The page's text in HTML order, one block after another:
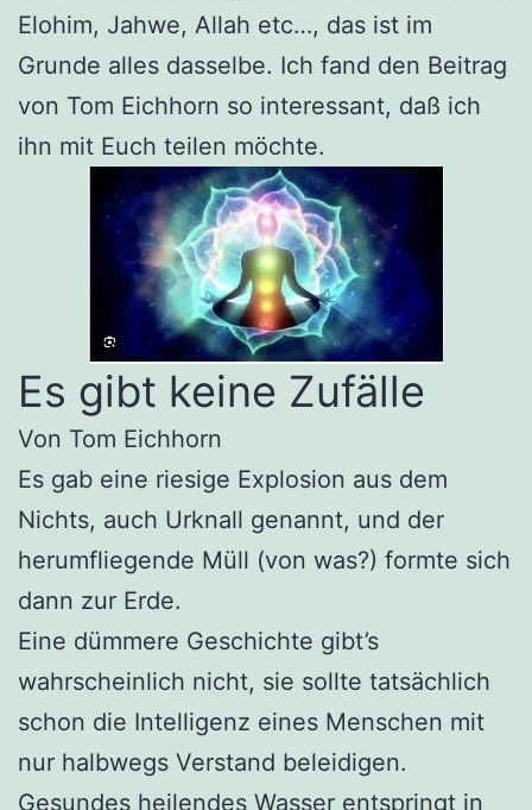
Elohim, Jahwe, Allah etc…, das ist im
Grunde alles dasselbe. Ich fand den Beitrag
von Tom Eichhorn so interessant, daß ich
ihn mit Euch teilen möchte.
Es gibt keine Zufälle
Von Tom Eichhorn
Es gab eine riesige Explosion aus dem
Nichts, auch Urknall genannt, und der
herumfliegende Müll (von was?) formte sich
dann zur Erde.
Eine dümmere Geschichte gibt’s
wahrscheinlich nicht, sie sollte tatsächlich
schon die Intelligenz eines Menschen mit
nur halbwegs Verstand beleidigen.
Gesundes heilendes Wasser entspringt in